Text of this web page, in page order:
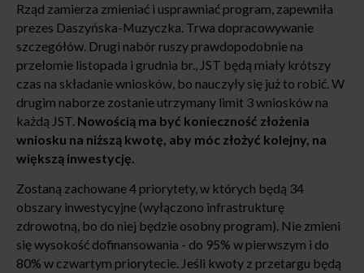
Rząd zamierza zmieniać i usprawniać program, zapewniła
prezes Daszyńska-Muzyczka. Trwa dopracowywanie
szczegółów. Drugi nabór ruszy prawdopodobnie na
przełomie listopada i grudnia br., JST będą miały krótszy
czas na składanie wniosków, bo nauczyły się już to robić. W
drugim naborze zostanie utrzymany limit 3 wniosków na
każdą JST. Nowością ma być konieczność złożenia
wniosku na niższą kwotę, aby móc złożyć kolejny, na
większą inwestycję.
Zostaną zachowane 4 priorytety, w których będą 34
obszary inwestycyjne (wyłączono infrastrukturę
zdrowotną, bo do niej będzie osobny program). Nie zmieni
się wysokość dofinansowania - do 95% w pierwszym i do
80% w czwartym priorytecie. Jeśli kwoty z przetargu będą